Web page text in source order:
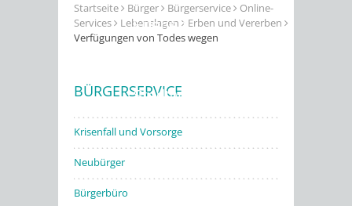
Erleben
Stadtwerke
Startseite Bürger Bürgerservice
Online-
Services
Lebenslagen
Erben und Vererben
Verfügungen von Todes wegen
BÜRGERSERVICE
Krisenfall und Vorsorge
Neubürger
Bürgerbüro